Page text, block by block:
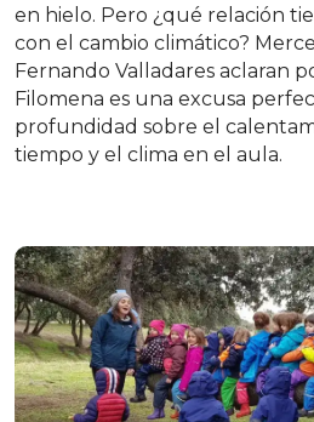
en hielo. Pero ¿qué relación
con el cambio climático?
Fernando Valladares aclaran
Filomena es una excusa
profundidad sobre el
tiempo y el clima en el aula.